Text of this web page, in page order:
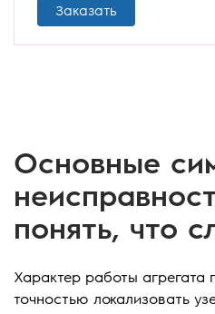
Заказать
Основные
понять, что
Характер работы агрегата
точностью локализовать